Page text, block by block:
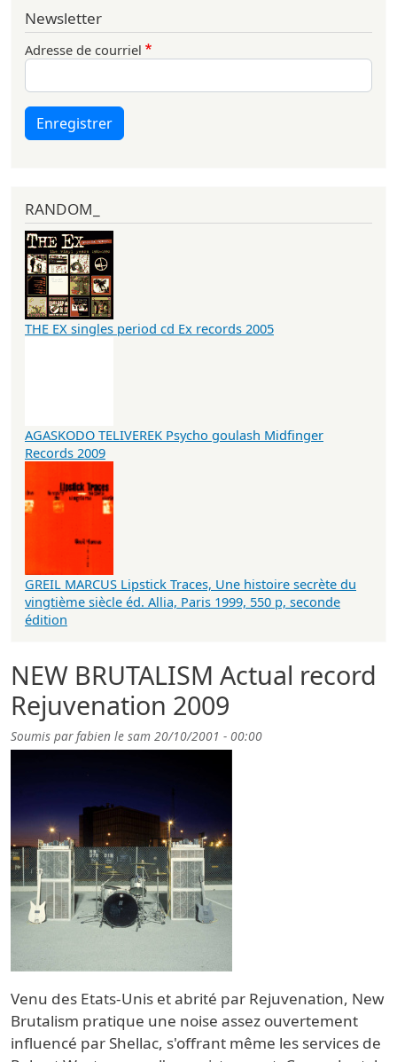
NEW BRUTALISM Actual record
Rejuvenation 2009
Soumis parfabien le sam 20/10/2001 - 00:00
Venu des Etats-Unis et abrité par Rejuvenation, New
Brutalism pratique une noise assez ouvertement
influencé par Shellac, s'offrant même les services de
Newsletter
Adresse de courriel
Enregistrer
RANDOM_
THE EX singles period cd Ex records 2005
AGASKODO TELIVEREK Psycho goulash Midfinger
Records 2009
GREIL MARCUS Lipstick Traces, Une histoire secrète du
vingtième siècle éd. Allia, Paris 1999, 550 p, seconde
édition